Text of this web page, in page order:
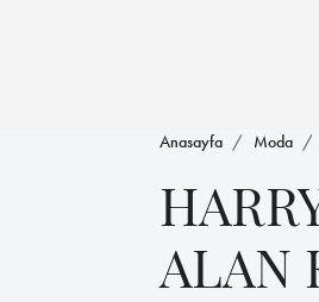
Anasayfa Moda
ALAN